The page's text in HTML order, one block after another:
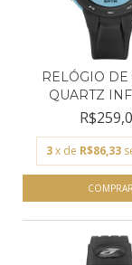
RELÓGIO DE
QUARTZ
3x de R$86,33